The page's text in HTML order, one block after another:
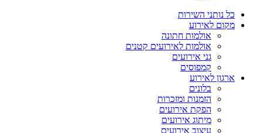
כל נותני השירות
מקום לאירוע
אולמות חתונה
אולמות לאירועים קטנים
גני אירועים
קמפוסים
ארגון לאירוע
בלונים
הזמנות ומזכרות
הפקת אירועים
מיתוג אירועים
עיצוב אירועים